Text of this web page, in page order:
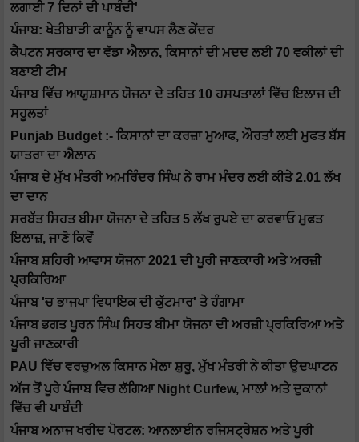
ਲਗਾਈ 7 ਦਿਨਾਂ ਦੀ ਪਾਬੰਦੀ'
ਪੰਜਾਬ: ਖੇਤੀਬਾੜੀ ਕਾਨੂੰਨ ਨੂੰ ਵਾਪਸ ਲੈਣ ਕੇਂਦਰ
ਕੈਪਟਨ ਸਰਕਾਰ ਦਾ ਵੱਡਾ ਐਲਾਨ, ਕਿਸਾਨਾਂ ਦੀ ਮਦਦ ਲਈ 70 ਵਕੀਲਾਂ ਦੀ
ਬਣਾਈ ਟੀਮ
ਪੰਜਾਬ ਵਿੱਚ ਆਯੁਸ਼ਮਾਨ ਯੋਜਨਾ ਦੇ ਤਹਿਤ 10 ਹਸਪਤਾਲਾਂ ਵਿੱਚ ਇਲਾਜ ਦੀ
ਸਹੂਲਤਾਂ
Punjab Budget :- ਕਿਸਾਨਾਂ ਦਾ ਕਰਜ਼ਾ ਮੁਆਫ, ਔਰਤਾਂ ਲਈ ਮੁਫਤ ਬੱਸ
ਯਾਤਰਾ ਦਾ ਐਲਾਨ
ਪੰਜਾਬ ਦੇ ਮੁੱਖ ਮੰਤਰੀ ਅਮਰਿੰਦਰ ਸਿੰਘ ਨੇ ਰਾਮ ਮੰਦਰ ਲਈ ਕੀਤੇ 2.01 ਲੱਖ
ਦਾ ਦਾਨ
ਸਰਬੱਤ ਸਿਹਤ ਬੀਮਾ ਯੋਜਨਾ ਦੇ ਤਹਿਤ 5 ਲੱਖ ਰੁਪਏ ਦਾ ਕਰਵਾਓ ਮੁਫਤ
ਇਲਾਜ਼, ਜਾਣੋ ਕਿਵੇਂ
ਪੰਜਾਬ ਸ਼ਹਿਰੀ ਆਵਾਸ ਯੋਜਨਾ 2021 ਦੀ ਪੂਰੀ ਜਾਣਕਾਰੀ ਅਤੇ ਅਰਜ਼ੀ
ਪ੍ਰਕਿਰਿਆ
ਪੰਜਾਬ 'ਚ ਭਾਜਪਾ ਵਿਧਾਇਕ ਦੀ ਕੁੱਟਮਾਰ' ਤੇ ਹੰਗਾਮਾ
ਪੰਜਾਬ ਭਗਤ ਪੂਰਨ ਸਿੰਘ ਸਿਹਤ ਬੀਮਾ ਯੋਜਨਾ ਦੀ ਅਰਜ਼ੀ ਪ੍ਰਕਿਰਿਆ ਅਤੇ
ਪੂਰੀ ਜਾਣਕਾਰੀ
PAU ਵਿੱਚ ਵਰਚੁਅਲ ਕਿਸਾਨ ਮੇਲਾ ਸ਼ੁਰੂ, ਮੁੱਖ ਮੰਤਰੀ ਨੇ ਕੀਤਾ ਉਦਘਾਟਨ
ਅੱਜ ਤੋਂ ਪੂਰੇ ਪੰਜਾਬ ਵਿਚ ਲੱਗਿਆ Night Curfew, ਮਾਲਾਂ ਅਤੇ ਦੁਕਾਨਾਂ
ਵਿੱਚ ਵੀ ਪਾਬੰਦੀ
ਪੰਜਾਬ ਅਨਾਜ ਖਰੀਦ ਪੋਰਟਲ: ਆਨਲਾਈਨ ਰਜਿਸਟ੍ਰੇਸ਼ਨ ਅਤੇ ਪੂਰੀ